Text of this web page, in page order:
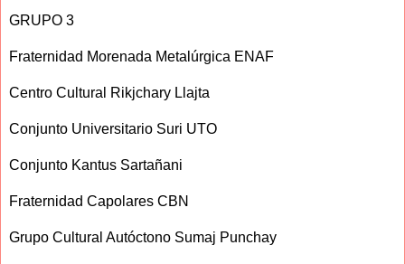
GRUPO 3
Fraternidad Morenada Metalúrgica ENAF
Centro Cultural Rikjchary Llajta
Conjunto Universitario Suri UTO
Conjunto Kantus Sartañani
Fraternidad Capolares CBN
Grupo Cultural Autóctono Sumaj Punchay